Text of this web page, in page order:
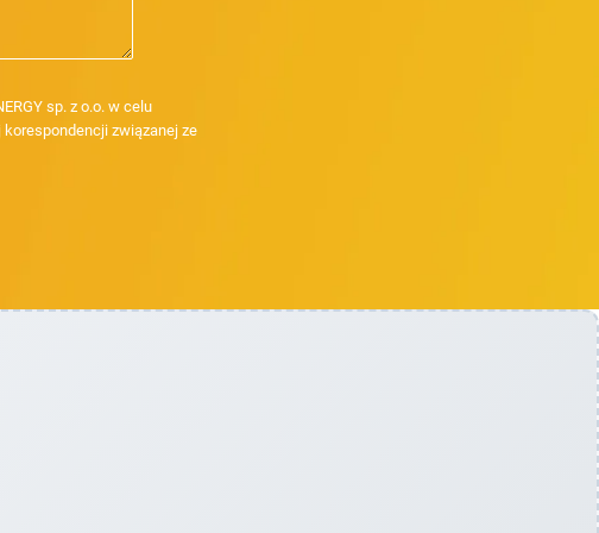
sp. z o.o. w celu
związanej ze